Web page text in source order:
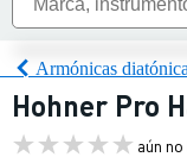
Armónicas
Hohner Pro
aún